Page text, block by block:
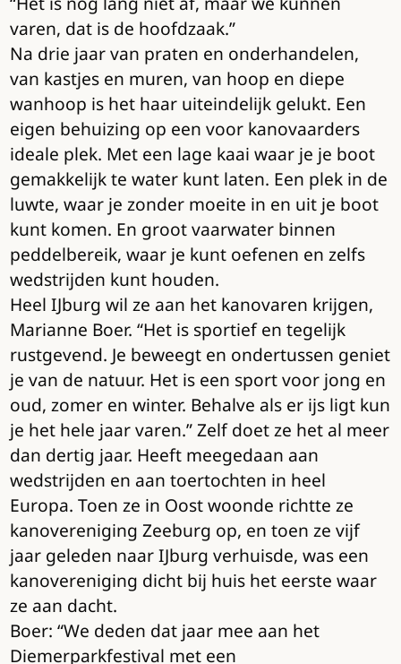
varen, dat is de hoofdzaak.”
Na drie jaar van praten en onderhandelen,
van kastjes en muren, van hoop en diepe
wanhoop is het haar uiteindelijk gelukt. Een
eigen behuizing op een voor kanovaarders
ideale plek. Met een lage kaai waar je je boot
gemakkelijk te water kunt laten. Een plek in de
luwte, waar je zonder moeite in en uit je boot
kunt komen. En groot vaarwater binnen
peddelbereik, waar je kunt oefenen en zelfs
wedstrijden kunt houden.
Heel IJburg wil ze aan het kanovaren krijgen,
Marianne Boer. “Het is sportief en tegelijk
rustgevend. Je beweegt en ondertussen geniet
je van de natuur. Het is een sport voor jong en
oud, zomer en winter. Behalve als er ijs ligt kun
je het hele jaar varen.” Zelf doet ze het al meer
dan dertig jaar. Heeft meegedaan aan
wedstrijden en aan toertochten in heel
Europa. Toen ze in Oost woonde richtte ze
kanovereniging Zeeburg op, en toen ze vijf
jaar geleden naar IJburg verhuisde, was een
kanovereniging dicht bij huis het eerste waar
ze aan dacht.
Boer: “We deden dat jaar mee aan het
Diemerparkfestival met een